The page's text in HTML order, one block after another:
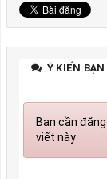
Ý KIẾN
Bạn cần
viết này